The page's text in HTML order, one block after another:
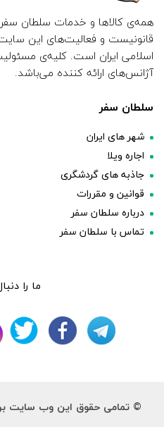
همه‌ی کالاها و خدمات سلطان سفر
قانونیست و فعالیت‌های این
اسلامی ایران است. کلیه‌ی
آژانس‌های ارائه کننده می‌باشد.
سلطان سفر
شهر های ایران
اجاره ویلا
جاذبه های گردشگری
قوانین و مقررات
درباره سلطان سفر
تماس با سلطان سفر
ما را
© تمامی حقوق این وب سایت